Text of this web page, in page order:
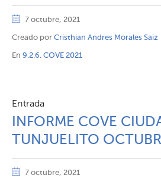
7 octubre, 2021
Creado por Cristhian Andres Morales Saiz
En 9.2.6. COVE 2021
Entrada
INFORME COVE
TUNJUELITO
7 octubre, 2021